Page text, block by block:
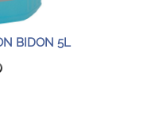
BIDON 5L